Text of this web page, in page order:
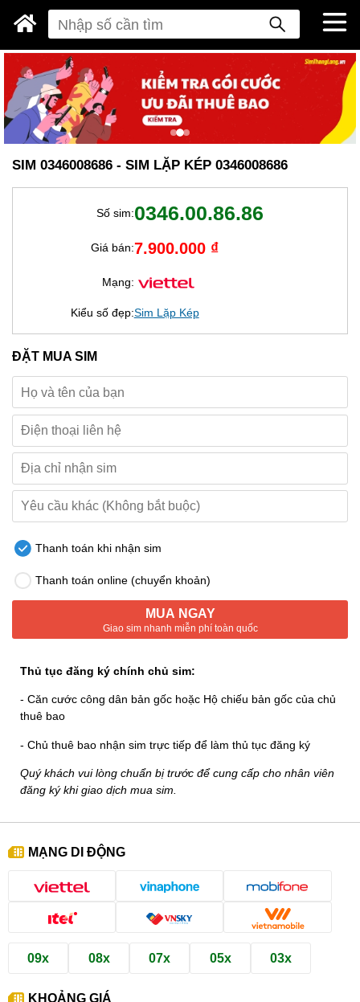
SIM 0346008686 - SIM LẶP KÉP 0346008686
Số sim:0346.00.86.86
Giá bán:7.900.000 ₫
Mạng:
Kiểu số đẹp:Sim Lặp Kép
ĐẶT MUA SIM
Thanh toán khi nhận sim
Thanh toán online (chuyển khoản)
MUA NGAY
Giao sim nhanh miễn phí toàn quốc
Thủ tục đăng ký chính chủ sim:
- Căn cước công dân bản gốc hoặc Hộ chiếu bản gốc của chủ
thuê bao
- Chủ thuê bao nhận sim trực tiếp để làm thủ tục đăng ký
Quý khách vui lòng chuẩn bị trước để cung cấp cho nhân viên
đăng ký khi giao dịch mua sim.
MẠNG DI ĐỘNG
09x 08x 07x 05x 03x
KHOẢNG GIÁ